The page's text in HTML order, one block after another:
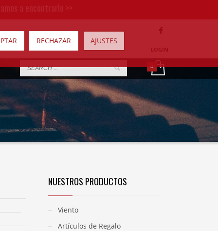
LOGIN
NUESTROS PRODUCTOS
Viento
Artículos de Regalo
a encontrarlo >>
RECHAZAR AJUSTES